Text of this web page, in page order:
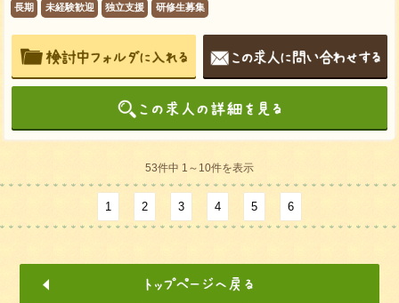
長期 未経験歓迎 独立支援 研修生募集
53件中 1～10件を表示
1 2 3 4 5 6